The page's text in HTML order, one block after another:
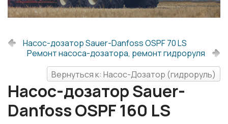
Насос-дозатор Sauer-Danfoss OSPF 70 LS
Ремонт насоса-дозатора, ремонт гидроруля
Вернуться к: Насос-Дозатор (гидроруль)
Насос-дозатор Sauer-
Danfoss OSPF 160 LS